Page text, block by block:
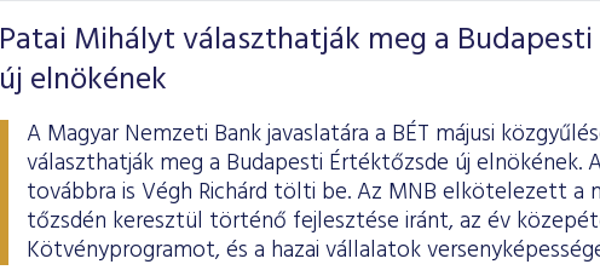
Patai Mihályt választhatják meg a
új elnökének
A Magyar Nemzeti Bank javaslatára a BÉT májusi
választhatják meg a Budapesti Értéktőzsde új elnökének.
továbbra is Végh Richárd tölti be. Az MNB elkötelezett a
tőzsdén keresztül történő fejlesztése iránt, az év
Kötvényprogramot, és a hazai vállalatok